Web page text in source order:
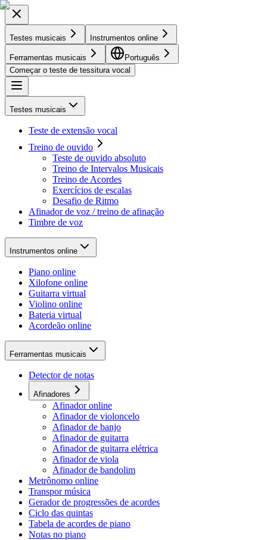
Testes musicais Instrumentos online
Ferramentas musicais
Português
Começar o teste de tessitura vocal
Testes musicais
Teste de extensão vocal
Treino de ouvido
Teste de ouvido absoluto
Treino de Intervalos Musicais
Treino de Acordes
Exercícios de escalas
Desafio de Ritmo
Afinador de voz / treino de afinação
Timbre de voz
Instrumentos online
Piano online
Xilofone online
Guitarra virtual
Violino online
Bateria virtual
Acordeão online
Ferramentas musicais
Detector de notas
Afinadores
Afinador online
Afinador de violoncelo
Afinador de banjo
Afinador de guitarra
Afinador de guitarra elétrica
Afinador de viola
Afinador de bandolim
Metrônomo online
Transpor música
Gerador de progressões de acordes
Ciclo das quintas
Tabela de acordes de piano
Notas no piano